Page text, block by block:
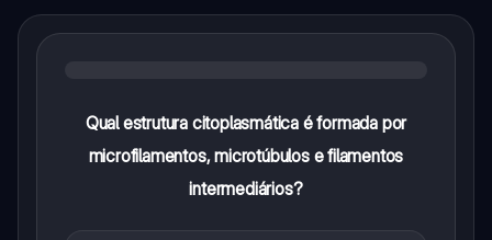
Qual estrutura citoplasmática é formada por
microfilamentos, microtúbulos e filamentos
intermediários?